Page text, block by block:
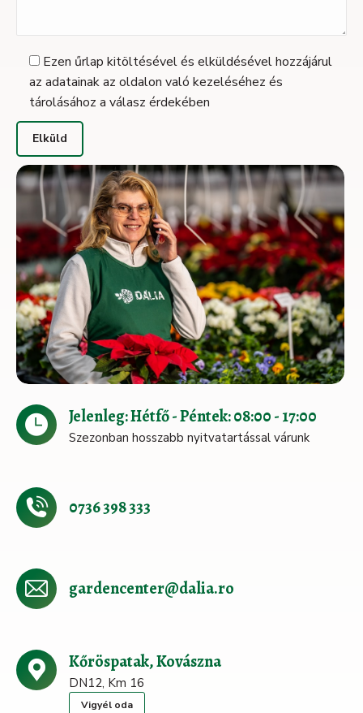
Ezen űrlap kitöltésével és elküldésével hozzájárul
az adatainak az oldalon való kezeléséhez és
tárolásához a válasz érdekében
Jelenleg: Hétfő - Péntek: 08:00 - 17:00
Szezonban hosszabb nyitvatartással várunk
0736 398 333
gardencenter@dalia.ro
Kőröspatak, Kovászna
DN12, Km 16
Vigyél oda